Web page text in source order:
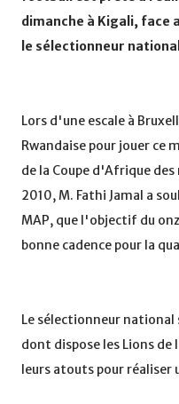
dimanche à Kigali, face
le sélectionneur
Lors d'une escale à
Rwandaise pour jouer ce
de la Coupe d'Afrique
2010, M. Fathi Jamal a
MAP, que l'objectif du
bonne cadence pour la
Le sélectionneur
dont dispose les Lions
leurs atouts pour réaliser